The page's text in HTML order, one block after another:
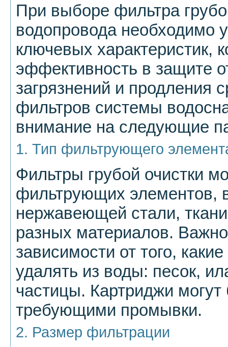
При выборе фильтра
водопровода необходимо
ключевых характеристик,
эффективность в защите
загрязнений и продления
фильтров системы
внимание на следующие
1. Тип фильтрующего
Фильтры грубой очистки
фильтрующих элементов,
нержавеющей стали,
разных материалов.
зависимости от того,
удалять из воды: песок,
частицы. Картриджи
требующими промывки.
2. Размер фильтрации